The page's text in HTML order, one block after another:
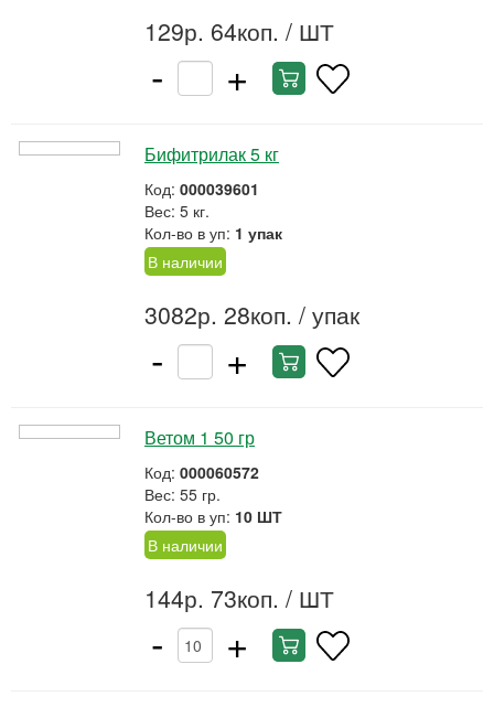
129р. 64коп. / ШТ
- +
Бифитрилак 5 кг
Код: 000039601
Вес: 5 кг.
Кол-во в уп: 1 упак
В наличии
3082р. 28коп. / упак
- +
Ветом 1 50 гр
Код: 000060572
Вес: 55 гр.
Кол-во в уп: 10 ШТ
В наличии
144р. 73коп. / ШТ
- +